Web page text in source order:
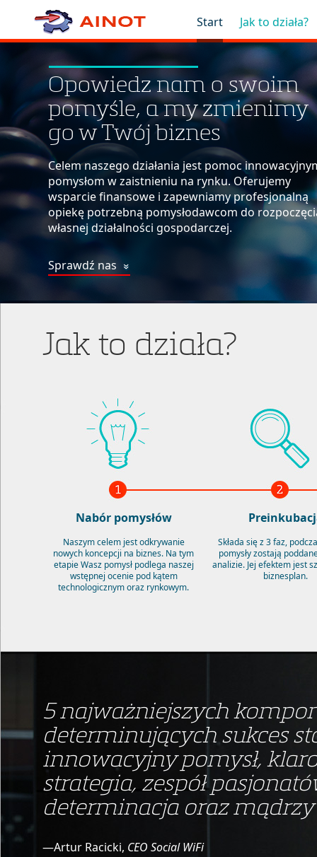
Start Jak to działa?
Opowiedz nam o swoim
pomyśle, a my zmienimy
go w Twój biznes
Celem naszego działania jest pomoc
pomysłom w zaistnieniu na rynku. Oferujemy
wsparcie finansowe i zapewniamy profesjonalną
opiekę potrzebną pomysłodawcom do
własnej działalności gospodarczej.
Sprawdź nas »
Jak to działa?
Nabór pomysłów
Naszym celem jest odkrywanie
nowych koncepcji na biznes. Na tym
etapie Wasz pomysł podlega naszej
wstępnej ocenie pod kątem
technologicznym oraz rynkowym.
Składa się z 3 faz,
pomysły zostają
analizie. Jej efektem jest
biznesplan.
5 najważniejszych
determinujących sukces
innowacyjny pomysł,
strategia, zespół
determinacja oraz
—Artur Racicki, CEO Social WiFi